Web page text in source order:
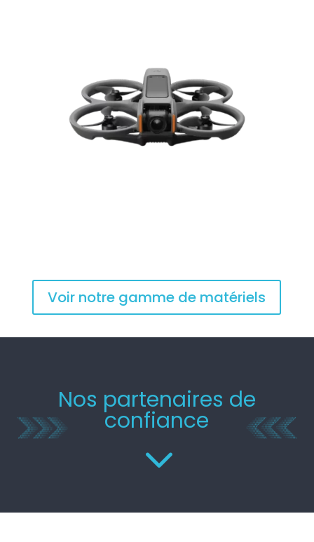
Voir notre gamme de matériels
Nos partenaires de
confiance
3